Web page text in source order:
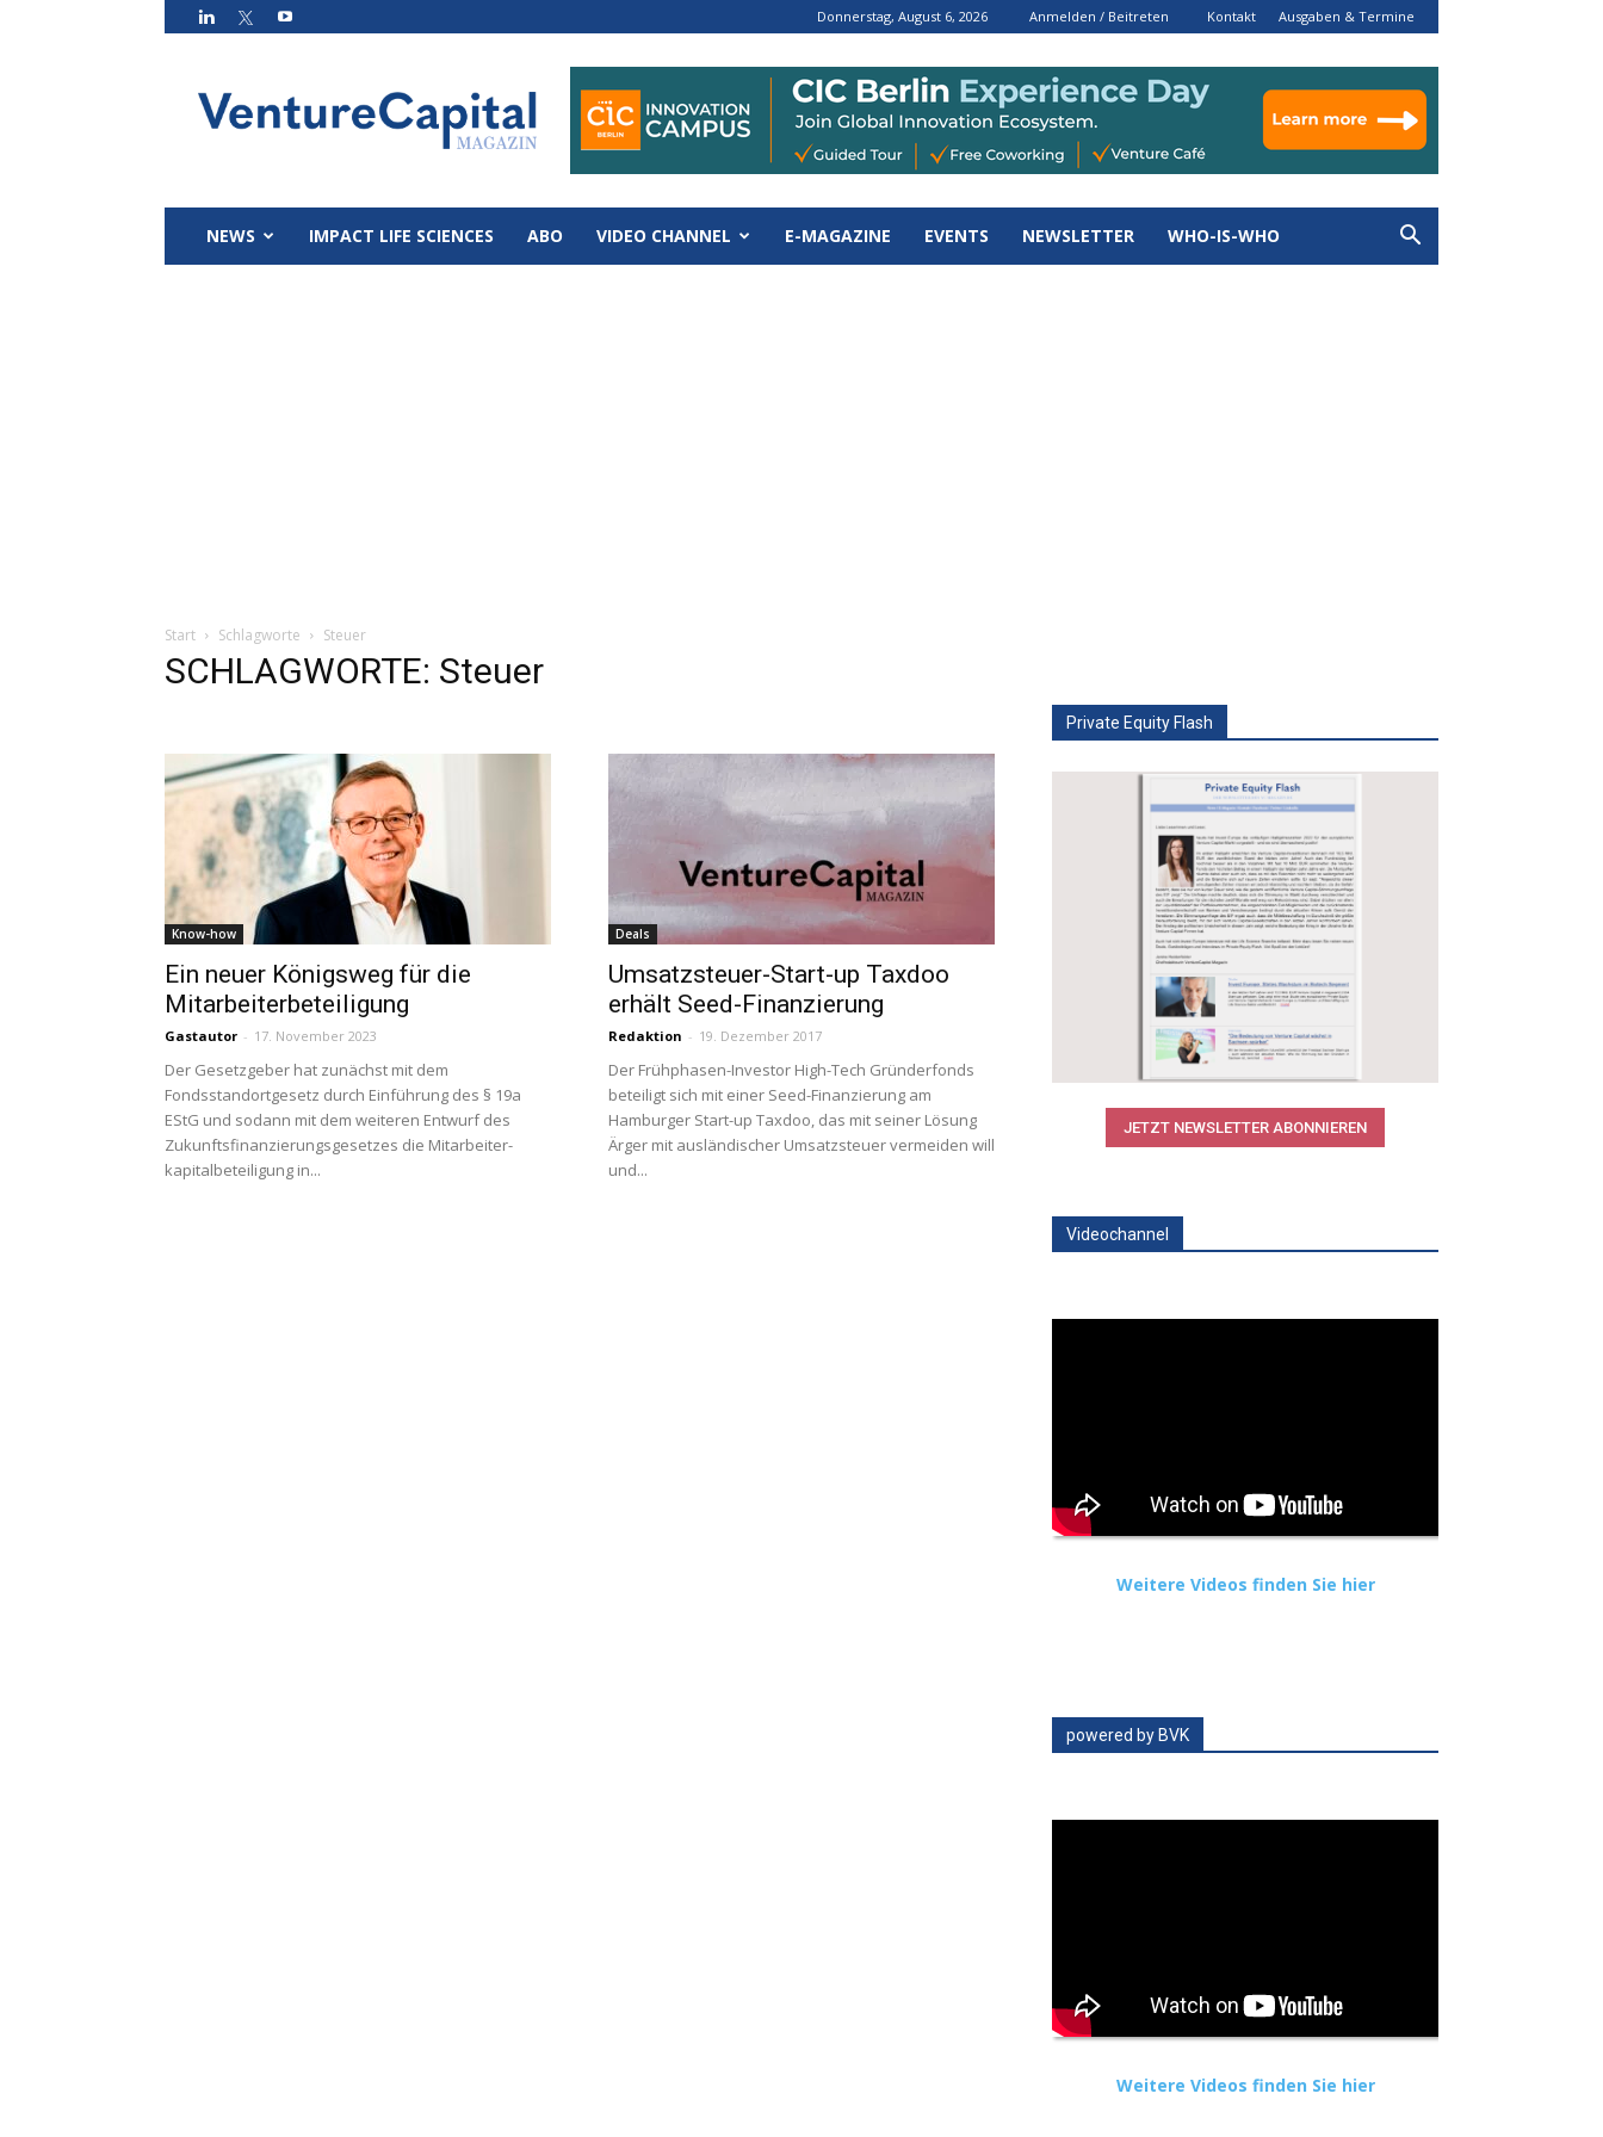
Donnerstag, August 6, 2026 Anmelden / Beitreten Kontakt Ausgaben & Termine
Magazin
NEWS IMPACT LIFE SCIENCES ABO VIDEO CHANNEL E-MAGAZINE EVENTS NEWSLETTER WHO-IS-WHO
Start Schlagworte Steuer
SCHLAGWORTE: Steuer
Know-how
Ein neuer Königsweg für die
Mitarbeiterbeteiligung
Gastautor - 17. November 2023
Der Gesetzgeber hat zunächst mit dem
Fondsstandortgesetz durch Einführung des § 19a
EStG und sodann mit dem weiteren Entwurf des
Zukunftsfinanzierungsgesetzes die Mitarbeiter-
kapitalbeteiligung in...
Deals
Umsatzsteuer-Start-up Taxdoo
erhält Seed-Finanzierung
Redaktion - 19. Dezember 2017
Der Frühphasen-Investor High-Tech Gründerfonds
beteiligt sich mit einer Seed-Finanzierung am
Hamburger Start-up Taxdoo, das mit seiner Lösung
Ärger mit ausländischer Umsatzsteuer vermeiden will
und...
Private Equity Flash
JETZT NEWSLETTER ABONNIEREN
Videochannel
Weitere Videos finden Sie hier
powered by BVK
Weitere Videos finden Sie hier